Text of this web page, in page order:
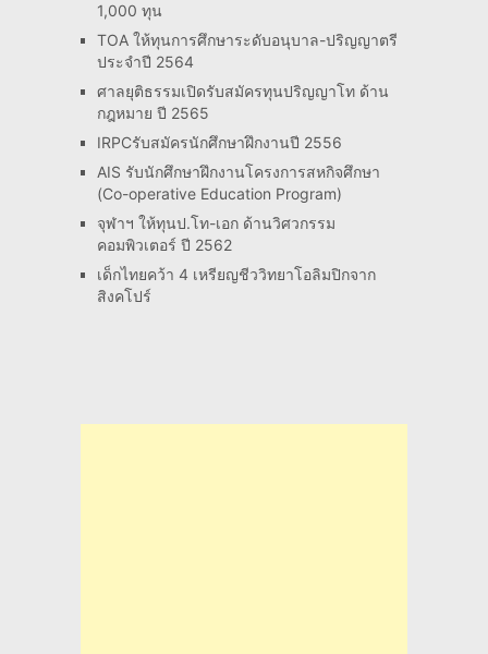
1,000 ทุน
TOA ให้ทุนการศึกษาระดับอนุบาล-ปริญญาตรี
ประจำปี 2564
ศาลยุติธรรมเปิดรับสมัครทุนปริญญาโท ด้าน
กฎหมาย ปี 2565
IRPCรับสมัครนักศึกษาฝึกงานปี 2556
AIS รับนักศึกษาฝึกงานโครงการสหกิจศึกษา
(Co-operative Education Program)
จุฬาฯ ให้ทุนป.โท-เอก ด้านวิศวกรรม
คอมพิวเตอร์ ปี 2562
เด็กไทยคว้า 4 เหรียญชีววิทยาโอลิมปิกจาก
สิงคโปร์